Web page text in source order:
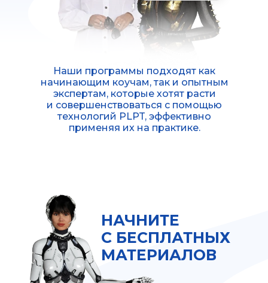
Наши программы подходят как
начинающим коучам, так и опытным
экспертам, которые хотят расти
и совершенствоваться с помощью
технологий PLPT, эффективно
применяя их на практике.
НАЧНИТЕ
С БЕСПЛАТНЫХ
МАТЕРИАЛОВ